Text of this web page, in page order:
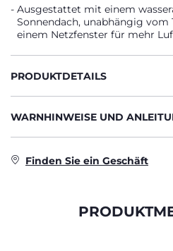
Ausgestattet mit einem
Sonnendach, unabhängig
einem Netzfenster für mehr
PRODUKTDETAILS
WARNHINWEISE UND
Finden Sie ein Geschäft